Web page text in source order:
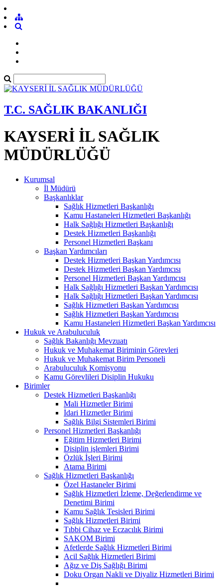
T.C. SAĞLIK BAKANLIĞI
KAYSERİ İL SAĞLIK
MÜDÜRLÜĞÜ
Kurumsal
İl Müdürü
Başkanlıklar
Sağlık Hizmetleri Başkanlığı
Kamu Hastaneleri Hizmetleri Başkanlığı
Halk Sağlığı Hizmetleri Başkanlığı
Destek Hizmetleri Başkanlığı
Personel Hizmetleri Başkanı
Başkan Yardımcıları
Destek Hizmetleri Başkan Yardımcısı
Destek Hizmetleri Başkan Yardımcısı
Personel Hizmetleri Başkan Yardımcısı
Halk Sağlığı Hizmetleri Başkan Yardımcısı
Halk Sağlığı Hizmetleri Başkan Yardımcısı
Sağlık Hizmetleri Başkan Yardımcısı
Sağlık Hizmetleri Başkan Yardımcısı
Kamu Hastaneleri Hizmetleri Başkan Yardımcısı
Hukuk ve Arabuluculuk
Sağlık Bakanlığı Mevzuatı
Hukuk ve Muhakemat Biriminin Görevleri
Hukuk ve Muhakemat Birim Personeli
Arabuluculuk Komisyonu
Kamu Görevlileri Disiplin Hukuku
Birimler
Destek Hizmetleri Başkanlığı
Mali Hizmetler Birimi
İdari Hizmetler Birimi
Sağlık Bilgi Sistemleri Birimi
Personel Hizmetleri Başkanlığı
Eğitim Hizmetleri Birimi
Disiplin işlemleri Birimi
Özlük İşleri Birimi
Atama Birimi
Sağlık Hizmetleri Başkanlığı
Özel Hastaneler Birimi
Sağlık Hizmetleri İzleme, Değerlendirme ve
Denetimi Birimi
Kamu Sağlık Tesisleri Birimi
Sağlık Hizmetleri Birimi
Tıbbi Cihaz ve Eczacılık Birimi
SAKOM Birimi
Afetlerde Sağlık Hizmetleri Birimi
Acil Sağlık Hizmetleri Birimi
Ağız ve Diş Sağlığı Birimi
Doku Organ Nakli ve Diyaliz Hizmetleri Birimi